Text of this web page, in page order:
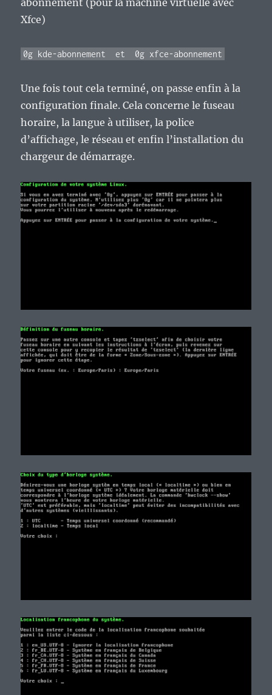
Xfce)
0g kde-abonnement et 0g xfce-abonnement
Une fois tout cela terminé, on passe enfin à la
configuration finale. Cela concerne le fuseau
horaire, la langue à utiliser, la police
d’affichage, le réseau et enfin l’installation du
chargeur de démarrage.